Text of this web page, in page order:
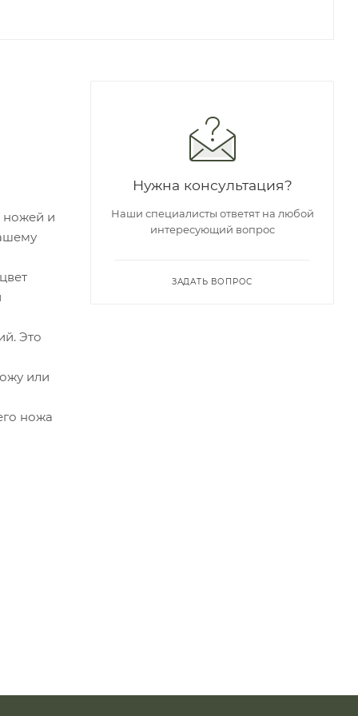
ножей и
Это
или
ножа
Нужна консультация?
Наши специалисты ответят на любой
интересующий вопрос
ЗАДАТЬ ВОПРОС